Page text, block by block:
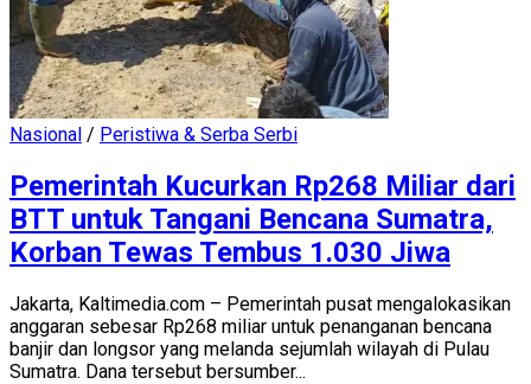
Nasional / Peristiwa & Serba Serbi
Pemerintah Kucurkan Rp268 Miliar dari
BTT untuk Tangani Bencana Sumatra,
Korban Tewas Tembus 1.030 Jiwa
Jakarta, Kaltimedia.com – Pemerintah pusat mengalokasikan
anggaran sebesar Rp268 miliar untuk penanganan bencana
banjir dan longsor yang melanda sejumlah wilayah di Pulau
Sumatra. Dana tersebut bersumber...